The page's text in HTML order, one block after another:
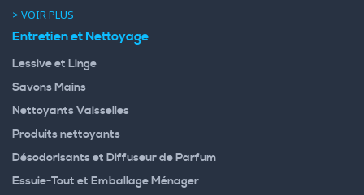
> VOIR PLUS
Entretien et Nettoyage
Lessive et Linge
Savons Mains
Nettoyants Vaisselles
Produits nettoyants
Désodorisants et Diffuseur de Parfum
Essuie-Tout et Emballage Ménager